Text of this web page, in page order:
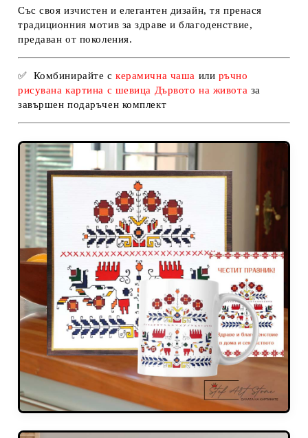
Със своя изчистен и елегантен дизайн, тя пренася
традиционния мотив за здраве и благоденствие,
предаван от поколения.
✅ Комбинирайте скерамична чаша или ръчно
рисувана картина с шевица Дървото на живота за
завършен подаръчен комплект